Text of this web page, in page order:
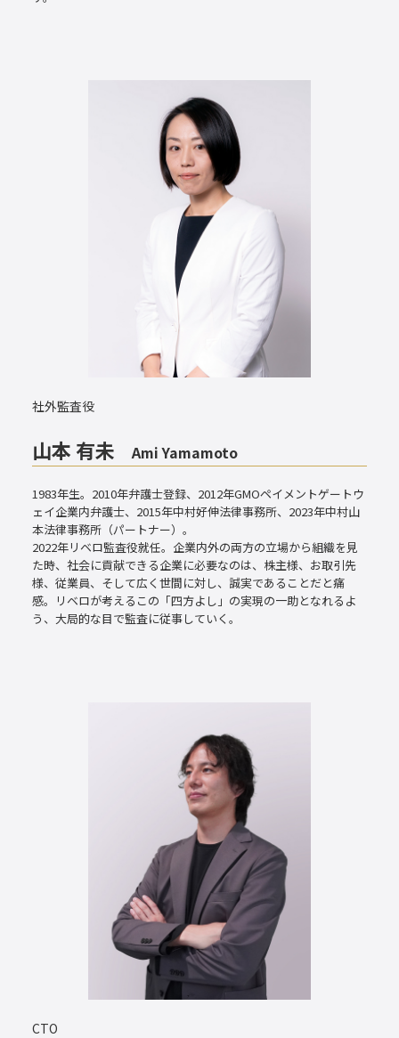
社外監査役
山本 有未 Ami Yamamoto
1983年生。2010年弁護士登録、2012年GMOペイメントゲートウ
ェイ企業内弁護士、2015年中村好伸法律事務所、2023年中村山
本法律事務所（パートナー）。
2022年リベロ監査役就任。企業内外の両方の立場から組織を見
た時、社会に貢献できる企業に必要なのは、株主様、お取引先
様、従業員、そして広く世間に対し、誠実であることだと痛
感。リベロが考えるこの「四方よし」の実現の一助となれるよ
う、大局的な目で監査に従事していく。
CTO